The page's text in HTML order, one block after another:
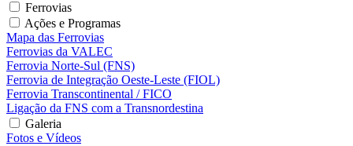
Ferrovias
Ações e Programas
Mapa das Ferrovias
Ferrovias da VALEC
Ferrovia Norte-Sul (FNS)
Ferrovia de Integração Oeste-Leste (FIOL)
Ferrovia Transcontinental / FICO
Ligação da FNS com a Transnordestina
Galeria
Fotos e Vídeos